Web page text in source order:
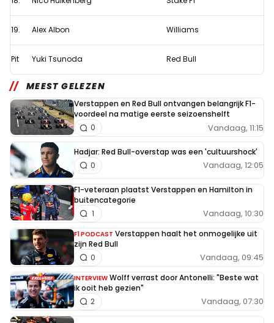
19. Alex Albon Williams
Pit Yuki Tsunoda Red Bull
MEEST GELEZEN
Verstappen en Red Bull ontvangen belangrijk F1-
voordeel na matige eerste seizoenshelft
Vandaag, 11:15
0
Hadjar: Red Bull-overstap was een 'cultuurshock'
Vandaag, 12:05
0
F1-veteraan plaatst Verstappen en Hamilton in
buitencategorie
Vandaag, 10:30
1
F1 PODCAST Verstappen haalt het onmogelijke uit
zijn Red Bull
Vandaag, 09:45
0
INTERVIEW Wolff verrast door Antonelli: "Beste wat
ik ooit heb gezien"
Vandaag, 07:30
2